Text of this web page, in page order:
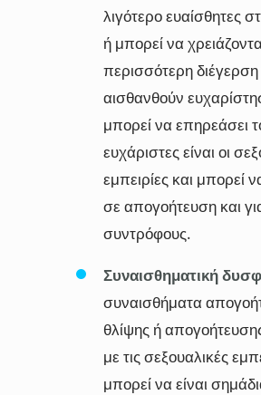
λιγότερο ευαίσθητες
ή μπορεί να
περισσότερη διέγερση
αισθανθούν
μπορεί να επηρεάσει
ευχάριστες είναι οι
εμπειρίες και μπορεί
σε απογοήτευση και
συντρόφους.
Συναισθηματική
συναισθήματα
θλίψης ή
με τις σεξουαλικές
μπορεί να είναι